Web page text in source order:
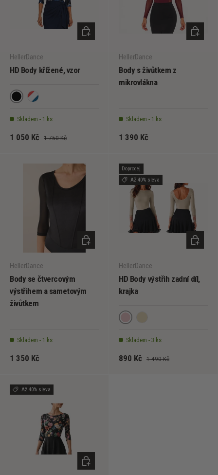
HellerDance
HD Body křížené, vzor
017
Skladem - 1 ks
1 050 Kč 1 750 Kč
VYBERTE MOŽNOSTI
HellerDance
Body s živůtkem z
mikrovlákna
Skladem - 1 ks
1 390 Kč
HellerDance
Body se čtvercovým
výstřihem a sametovým
živůtkem
Skladem - 1 ks
1 350 Kč
VYBERTE MOŽNOSTI
Doprodej
Až 40% sleva
HellerDance
HD Body výstřih zadní díl,
krajka
Powder
Skladem - 3 ks
890 Kč 1 490 Kč
Až 40% sleva
VYBERTE MOŽNOSTI